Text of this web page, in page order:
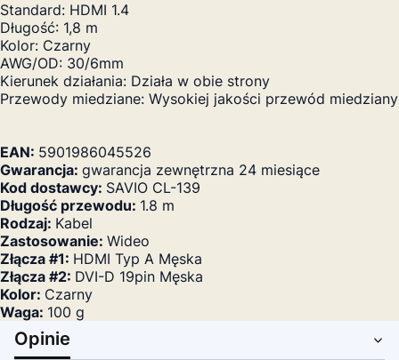
Standard: HDMI 1.4
Długość: 1,8 m
Kolor: Czarny
AWG/OD: 30/6mm
Kierunek działania: Działa w obie strony
Przewody miedziane: Wysokiej jakości przewód miedziany
EAN: 5901986045526
Gwarancja: gwarancja zewnętrzna 24 miesiące
Kod dostawcy: SAVIO CL-139
Długość przewodu: 1.8 m
Rodzaj: Kabel
Zastosowanie: Wideo
Złącza #1: HDMI Typ A Męska
Złącza #2: DVI-D 19pin Męska
Kolor: Czarny
Waga: 100 g
Opinie